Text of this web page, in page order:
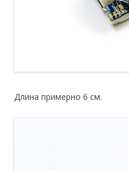
Длина примерно 6 см.